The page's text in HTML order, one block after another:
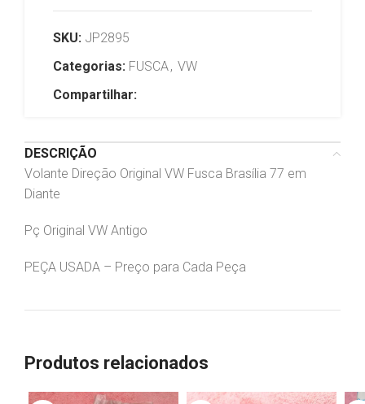
SKU: JP2895
Categorias: FUSCA, VW
Compartilhar:
DESCRIÇÃO
Volante Direção Original VW Fusca Brasília 77 em
Diante
Pç Original VW Antigo
PEÇA USADA – Preço para Cada Peça
Produtos relacionados